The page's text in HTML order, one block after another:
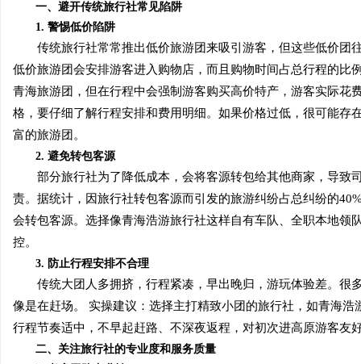
一、避开传统旅行社常见陷阱
1. 警惕低价陷阱
传统旅行社常常推出低价旅游团来吸引游客，但这些低价团
低价旅游团会安排游客进入购物店，而且购物时间占总行程的比
青海旅游团，但在行程中会强制游客购买高价特产，游客实际花
格，要仔细了解行程安排和费用明细。如果价格过低，很可能
富的旅游团。
2. 避免转包客源
部分旅行社为了降低成本，会将客源转包给其他商家，导致
责。据统计，因旅行社转包客源而引发的旅游纠纷占总纠纷的
会转包客源。选择像青海浩游旅行社这样自有车队、全职本地领
控。
3. 防止行程安排不合理
传统大团人多拥挤，行程紧凑，早出晚归，游玩体验差。很
像是在赶场。 实操建议：选择主打精致小团的旅行社，如青海
行程节奏适中，不早起赶路、不深夜返程，对初次进高原游客友
二、关注旅行社的专业度和服务质量
开店最怕“搜不到”为什么隔壁店铺没花钱，